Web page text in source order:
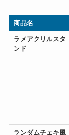
商品名
ラメアクリルスタ
ンド
ランダムチェキ風